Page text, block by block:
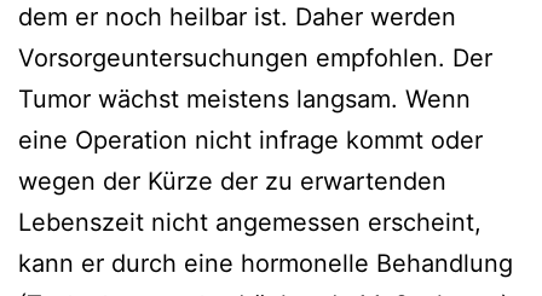
dem er noch heilbar ist. Daher werden
Vorsorgeuntersuchungen empfohlen. Der
Tumor wächst meistens langsam. Wenn
eine Operation nicht infrage kommt oder
wegen der Kürze der zu erwartenden
Lebenszeit nicht angemessen erscheint,
kann er durch eine hormonelle Behandlung